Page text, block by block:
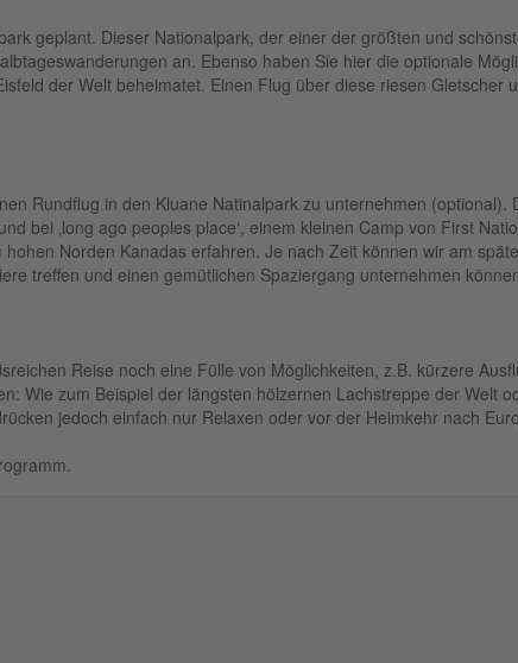
geplant. Dieser Nationalpark, der einer der größten und
an. Ebenso haben Sie hier die optionale
der Welt beheimatet. Einen Flug über diese riesen Gletscher
Rundflug in den Kluane Natinalpark zu unternehmen (optional).
bei ‚long ago peoples place‘, einem kleinen Camp von First
Norden Kanadas erfahren. Je nach Zeit können wir am
treffen und einen gemütlichen Spaziergang unternehmen
Reise noch eine Fülle von Möglichkeiten, z.B. kürzere
Wie zum Beispiel der längsten hölzernen Lachstreppe der Welt
jedoch einfach nur Relaxen oder vor der Heimkehr nach